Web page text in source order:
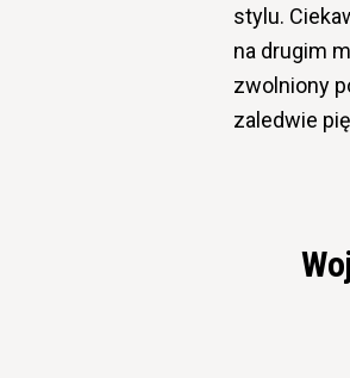
stylu.
na drugim
zwolniony
zaledwie